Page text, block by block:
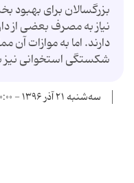
بزرگسالان برای
نیاز به مصرف بعضی از
دارند. اما به موازات
شکستگی استخوانی نیز
سه‌شنبه ۲۱ آذر ۱۳۹۶ - ۰۰:۰۰